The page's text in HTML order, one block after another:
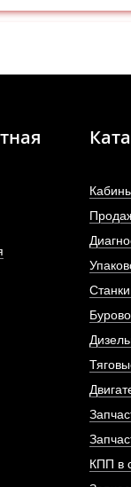
переднего
АРТИКУЛ:
ПОД
КПП в